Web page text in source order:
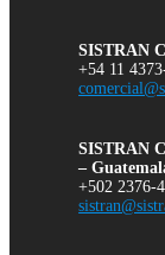
SISTRAN
+54 11
SISTRAN
–
+502 2376-